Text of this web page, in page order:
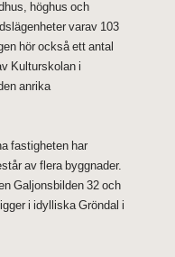
höghus och
varav 103
hör också ett antal
Kulturskolan i
anrika
fastigheten har
av flera byggnader.
Galjonsbilden 32 och
i idylliska Gröndal i